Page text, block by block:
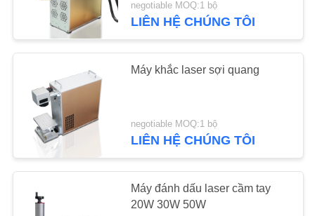
THAM
QUAN
NHÀ
MÁY
KIỂM
SOÁT
CHẤT
LƯỢNG
Máy khắc laser CO2
negotiable MOQ:1 bộ
LIÊN HỆ CHÚNG TÔI
Máy khắc laser sợi quang
negotiable MOQ:1 bộ
LIÊN HỆ CHÚNG TÔI
Máy đánh dấu laser cầm tay
20W 30W 50W